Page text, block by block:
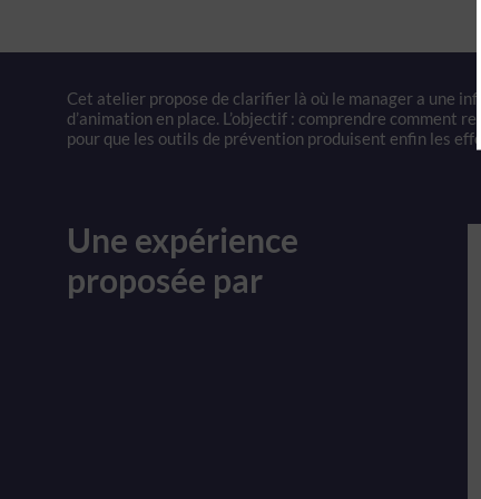
Cet atelier propose de clarifier là où le manager a une
d’animation en place. L’objectif : comprendre comment
pour que les outils de prévention produisent enfin les
Une expérience
proposée par